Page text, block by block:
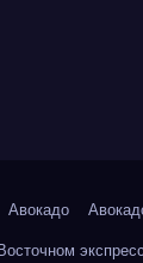
Авокадо